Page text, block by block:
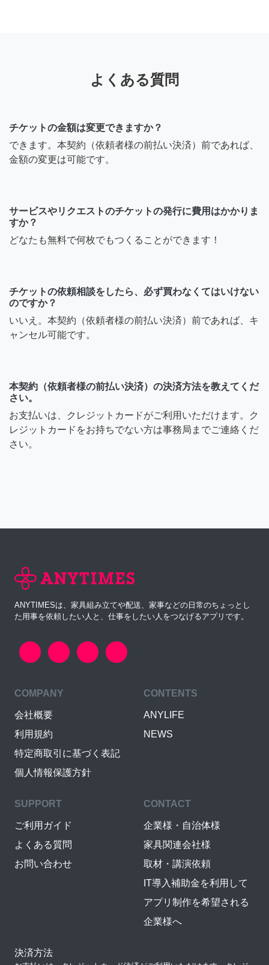
よくある質問
チケットの金額は変更できますか？
できます。本契約（依頼者様の前払い決済）前であれば、
金額の変更は可能です。
サービスやリクエストのチケットの発行に費用はかかりま
すか？
どなたも無料で何枚でもつくることができます！
チケットの依頼相談をしたら、必ず買わなくてはいけない
のですか？
いいえ。本契約（依頼者様の前払い決済）前であれば、キ
ャンセル可能です。
本契約（依頼者様の前払い決済）の決済方法を教えてくだ
さい。
お支払いは、クレジットカードがご利用いただけます。ク
レジットカードをお持ちでない方は事務局までご連絡くだ
さい。
ANYTIMESは、家具組み立てや配送、家事などの日常のちょっとし
た用事を依頼したい人と、仕事をしたい人をつなげるアプリです。
COMPANY
会社概要
利用規約
特定商取引に基づく表記
個人情報保護方針
CONTENTS
ANYLIFE
NEWS
SUPPORT
ご利用ガイド
よくある質問
お問い合わせ
CONTACT
企業様・自治体様
家具関連会社様
取材・講演依頼
IT導入補助金を利用して
アプリ制作を希望される
企業様へ
決済方法